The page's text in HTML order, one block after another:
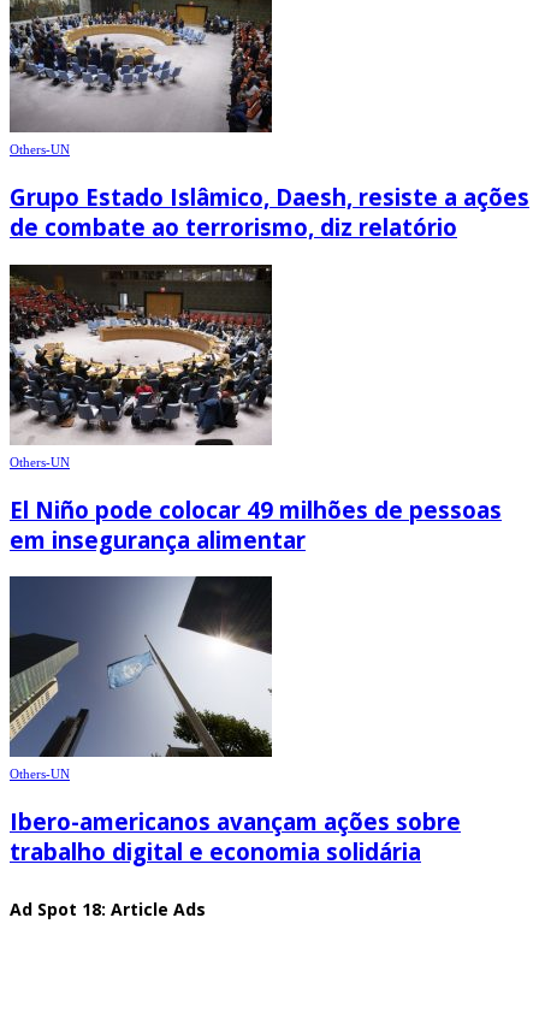
Others-UN
Grupo Estado Islâmico, Daesh, resiste a ações
de combate ao terrorismo, diz relatório
Others-UN
El Niño pode colocar 49 milhões de pessoas
em insegurança alimentar
Others-UN
Ibero-americanos avançam ações sobre
trabalho digital e economia solidária
Ad Spot 18: Article Ads